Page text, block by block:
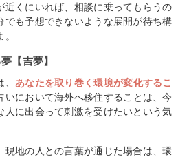
近くにいれば、相談に乗ってもらうの
でも予想できないような展開が待ち構
【吉夢】
あなたを取り巻く環境が変化するこ
いにおいて海外へ移住することは、今
人に出会って刺激を受けたいという気
現地の人との言葉が通じた場合は、環